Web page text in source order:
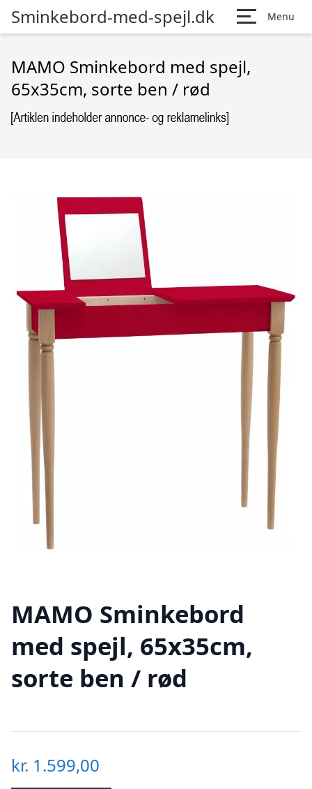
Sminkebord-med-spejl.dk Menu
MAMO Sminkebord med spejl,
65x35cm, sorte ben / rød
MAMO Sminkebord
med spejl, 65x35cm,
sorte ben / rød
kr. 1.599,00